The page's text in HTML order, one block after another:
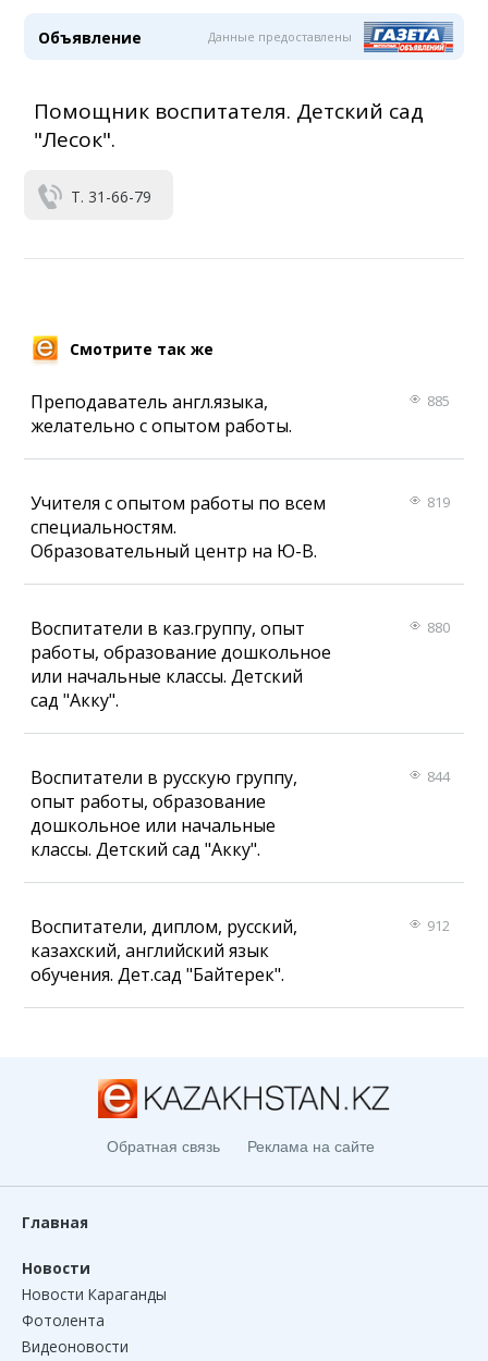
Объявление Данные предоставлены
Помощник воспитателя. Детский сад
"Лесок".
Т. 31-66-79
Смотрите так же
Преподаватель англ.языка,
желательно с опытом работы.
885
Учителя с опытом работы по всем
специальностям.
Образовательный центр на Ю-В.
819
Воспитатели в каз.группу, опыт
работы, образование дошкольное
или начальные классы. Детский
сад "Акку".
880
Воспитатели в русскую группу,
опыт работы, образование
дошкольное или начальные
классы. Детский сад "Акку".
844
Воспитатели, диплом, русский,
казахский, английский язык
обучения. Дет.сад "Байтерек".
912
Обратная связь Реклама на сайте
Главная
Новости
Новости Караганды
Фотолента
Видеоновости